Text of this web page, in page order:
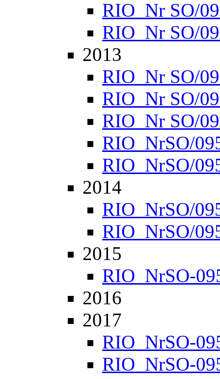
RIO_Nr SO/
RIO_Nr SO/
2013
RIO_Nr SO/
RIO_Nr SO/
RIO_Nr SO/
RIO_NrSO/
RIO_NrSO/
2014
RIO_NrSO/
RIO_NrSO/
2015
RIO_NrSO-
2016
2017
RIO_NrSO-
RIO_NrSO-